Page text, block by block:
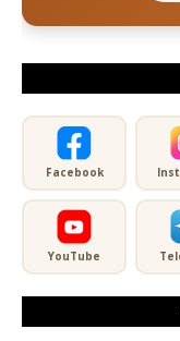
Facebook
YouTube